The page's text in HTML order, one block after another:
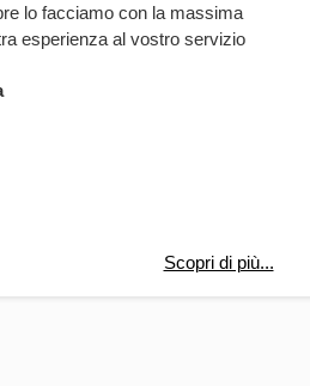
lo facciamo con la massima
esperienza al vostro servizio
Scopri di più...